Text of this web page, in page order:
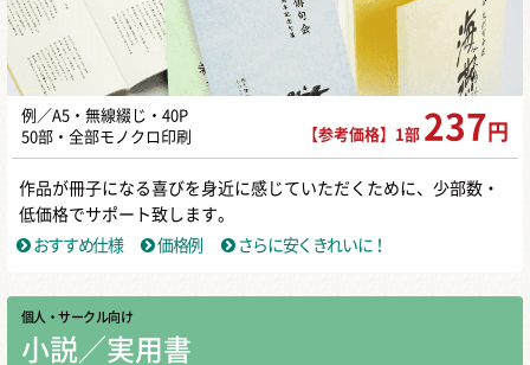
例／A5・無線綴じ・40P
50部・全部モノクロ印刷
【参考価格】1部 237 円
作品が冊子になる喜びを身近に感じていただくために、少部数・
低価格でサポート致します。
おすすめ仕様
価格例 さらに安くきれいに！
個人・サークル向け
小説／実用書